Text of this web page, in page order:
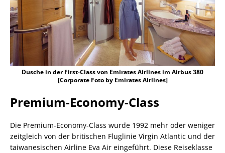
Dusche in der First-Class von Emirates Airlines im Airbus 380
[Corporate Foto by Emirates Airlines]
Premium-Economy-Class
Die Premium-Economy-Class wurde 1992 mehr oder weniger
zeitgleich von der britischen Fluglinie Virgin Atlantic und der
taiwanesischen Airline Eva Air eingeführt. Diese Reiseklasse